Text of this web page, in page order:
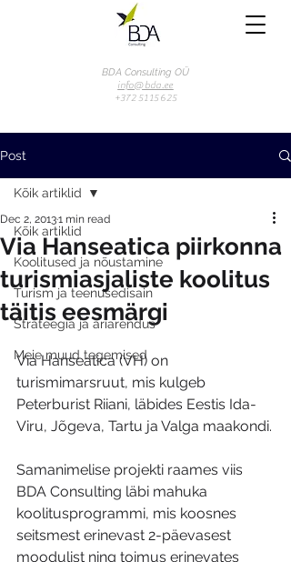
BDA Consulting OÜ
info@bda.ee
+372 51 15 625
Post
Kõik artiklid
Koolitused ja nõustamine
Turism ja teenusedisain
Strateegia ja äriarendus
Meie muud tegemised
Kõik artiklid
Via Hanseatica piirkonna
turismiasjaliste koolitus
täitis eesmärgi
Dec 2, 20131 min read
Via Hanseatica (VH) on
turismimarsruut, mis kulgeb
Peterburist Riiani, läbides Eestis Ida-
Viru, Jõgeva, Tartu ja Valga maakondi.
Samanimelise projekti raames viis
BDA Consulting läbi mahuka
koolitusprogrammi, mis koosnes
seitsmest erinevast 2-päevasest
moodulist ning toimus erinevates